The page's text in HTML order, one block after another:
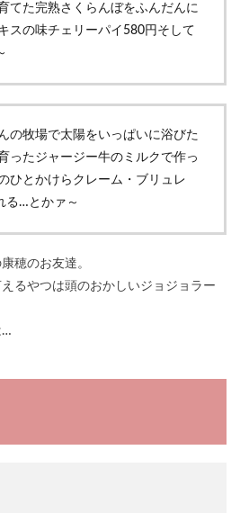
てた完熟さくらんぼをふんだんに
スの味チェリーパイ580円そして
の牧場で太陽をいっぱいに浴びた
ったジャージー牛のミルクで作っ
ひとかけらクレーム・ブリュレ
る…とかァ～
穂のお友達。
るやつは頭のおかしいジョジョラー
…